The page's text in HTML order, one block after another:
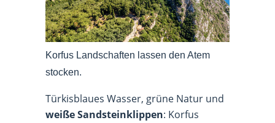
Korfus Landschaften lassen den Atem
stocken.
Türkisblaues Wasser, grüne Natur und
weiße Sandsteinklippen: Korfus